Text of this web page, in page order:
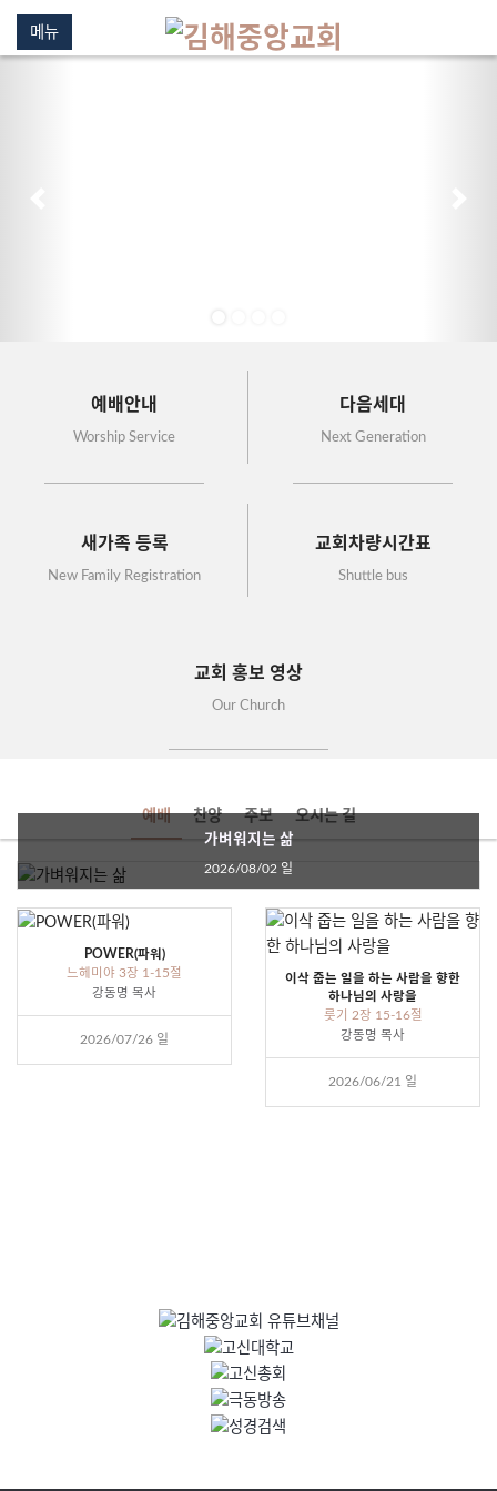
메뉴
예배안내
Worship Service
다음세대
Next Generation
새가족 등록
New Family Registration
교회차량시간표
Shuttle bus
교회 홍보 영상
Our Church
예배 찬양 주보 오시는 길
가벼워지는 삶
2026/08/02 일
POWER(파워)
느헤미야 3장 1-15절
강동명 목사
2026/07/26 일
이삭 줍는 일을 하는 사람을 향한
하나님의 사랑을
룻기 2장 15-16절
강동명 목사
2026/06/21 일